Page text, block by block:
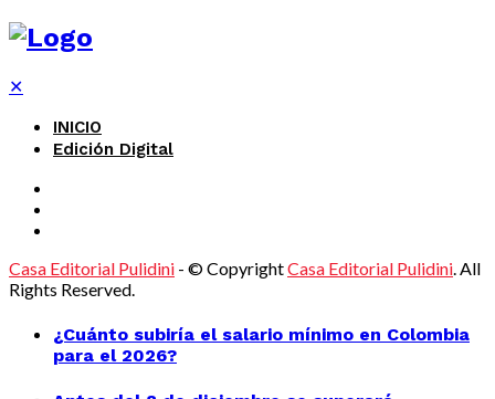
✕
INICIO
Edición Digital
Casa Editorial Pulidini - © CopyrightCasa Editorial Pulidini. All
Rights Reserved.
¿Cuánto subiría el salario mínimo en Colombia
para el 2026?